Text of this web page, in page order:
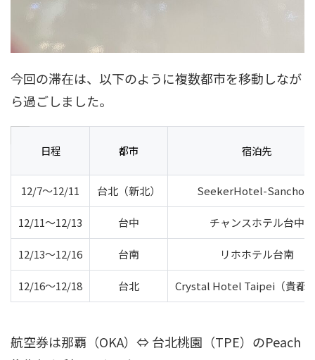
今回の滞在は、以下のように複数都市を移動しなが
ら過ごしました。
日程 都市 宿泊先
12/7〜12/11 台北（新北） SeekerHotel-
12/11〜12/13 台中 チャンスホテル台中
12/13〜12/16 台南 リホホテル台南
12/16〜12/18 台北 Crystal Hotel Taipei（貴都
航空券は那覇（OKA）⇔ 台北桃園（TPE）のPeach